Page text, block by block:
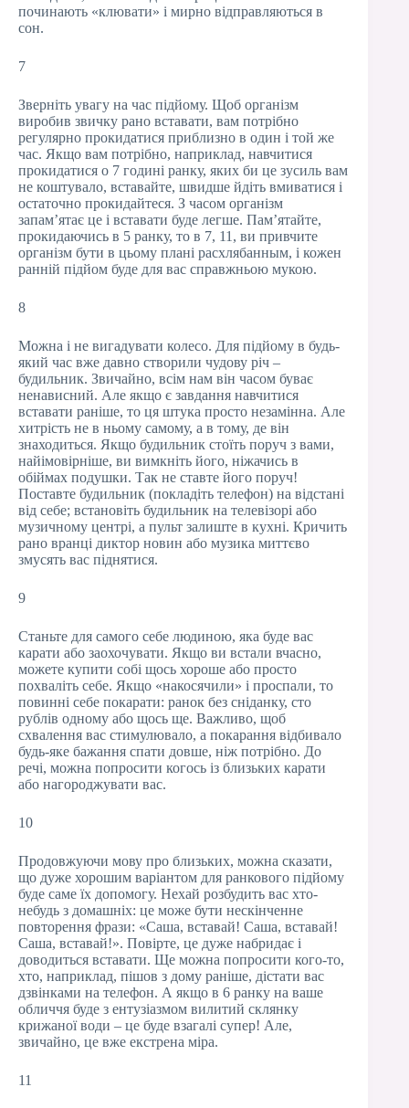
починають «клювати» і мирно відправляються в
сон.
7
Зверніть увагу на час підйому. Щоб організм
виробив звичку рано вставати, вам потрібно
регулярно прокидатися приблизно в один і той же
час. Якщо вам потрібно, наприклад, навчитися
прокидатися о 7 годині ранку, яких би це зусиль вам
не коштувало, вставайте, швидше йдіть вмиватися і
остаточно прокидайтеся. З часом організм
запам’ятає це і вставати буде легше. Пам’ятайте,
прокидаючись в 5 ранку, то в 7, 11, ви привчите
організм бути в цьому плані расхлябанным, і кожен
ранній підйом буде для вас справжньою мукою.
8
Можна і не вигадувати колесо. Для підйому в будь-
який час вже давно створили чудову річ –
будильник. Звичайно, всім нам він часом буває
ненависний. Але якщо є завдання навчитися
вставати раніше, то ця штука просто незамінна. Але
хитрість не в ньому самому, а в тому, де він
знаходиться. Якщо будильник стоїть поруч з вами,
найімовірніше, ви вимкніть його, ніжачись в
обіймах подушки. Так не ставте його поруч!
Поставте будильник (покладіть телефон) на відстані
від себе; встановіть будильник на телевізорі або
музичному центрі, а пульт залиште в кухні. Кричить
рано вранці диктор новин або музика миттєво
змусять вас піднятися.
9
Станьте для самого себе людиною, яка буде вас
карати або заохочувати. Якщо ви встали вчасно,
можете купити собі щось хороше або просто
похваліть себе. Якщо «накосячили» і проспали, то
повинні себе покарати: ранок без сніданку, сто
рублів одному або щось ще. Важливо, щоб
схвалення вас стимулювало, а покарання відбивало
будь-яке бажання спати довше, ніж потрібно. До
речі, можна попросити когось із близьких карати
або нагороджувати вас.
10
Продовжуючи мову про близьких, можна сказати,
що дуже хорошим варіантом для ранкового підйому
буде саме їх допомогу. Нехай розбудить вас хто-
небудь з домашніх: це може бути нескінченне
повторення фрази: «Саша, вставай! Саша, вставай!
Саша, вставай!». Повірте, це дуже набридає і
доводиться вставати. Ще можна попросити кого-то,
хто, наприклад, пішов з дому раніше, дістати вас
дзвінками на телефон. А якщо в 6 ранку на ваше
обличчя буде з ентузіазмом вилитий склянку
крижаної води – це буде взагалі супер! Але,
звичайно, це вже екстрена міра.
11